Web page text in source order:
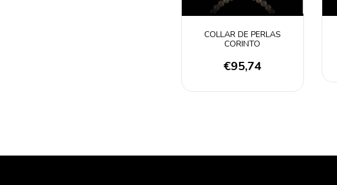
COLLAR DE PERLAS
CORINTO
€95,74